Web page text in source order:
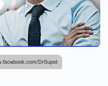
DrSupot